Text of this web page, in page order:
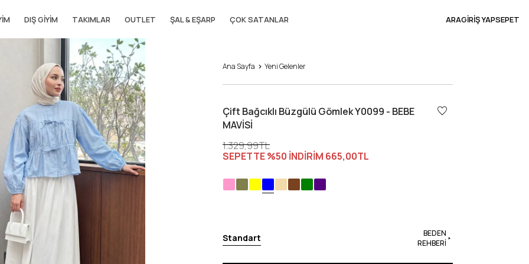
DIŞ GIYIM TAKIMLAR OUTLET ŞAL & EŞARP ÇOK SATANLAR ARAGİRİŞ YAPSEPET
Ana Sayfa Yeni Gelenler
Çift Bağcıklı Büzgülü Gömlek Y0099 - BEBE
MAVİSİ
1.329,99TL
SEPETTE %50 İNDİRİM 665,00TL
Standart
BEDEN
REHBERİ